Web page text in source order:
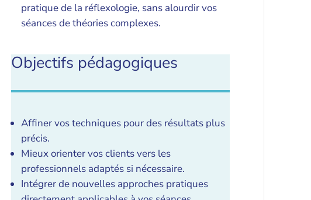
pratique de la réflexologie, sans alourdir vos
séances de théories complexes.
Objectifs pédagogiques
Affiner vos techniques pour des résultats plus
précis.
Mieux orienter vos clients vers les
professionnels adaptés si nécessaire.
Intégrer de nouvelles approches pratiques